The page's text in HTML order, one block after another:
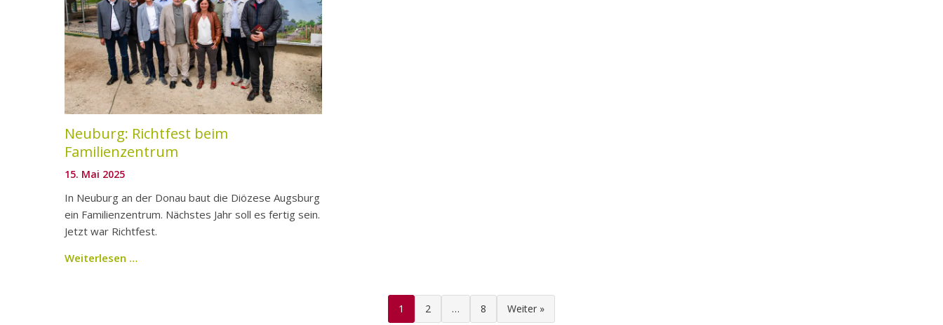
Neuburg: Richtfest beim
Familienzentrum
15. Mai 2025
In Neuburg an der Donau baut die Diözese Augsburg
ein Familienzentrum. Nächstes Jahr soll es fertig sein.
Jetzt war Richtfest.
Weiterlesen …
1 2 … 8 Weiter »